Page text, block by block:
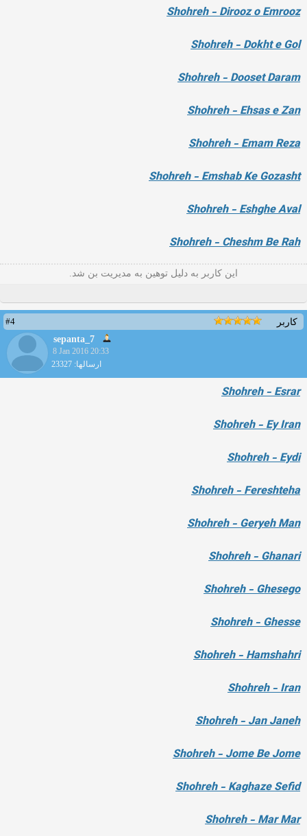
Shohreh - Dirooz o Emrooz
Shohreh - Dokht e Gol
Shohreh - Dooset Daram
Shohreh - Ehsas e Zan
Shohreh - Emam Reza
Shohreh - Emshab Ke Gozasht
Shohreh - Eshghe Aval
Shohreh - Cheshm Be Rah
این کاربر به دلیل توهین به مدیریت بن شد.
کاربر
#4
sepanta_7
8 Jan 2016 20:33
ارسالها: 23327
Shohreh - Esrar
Shohreh - Ey Iran
Shohreh - Eydi
Shohreh - Fereshteha
Shohreh - Geryeh Man
Shohreh - Ghanari
Shohreh - Ghesego
Shohreh - Ghesse
Shohreh - Hamshahri
Shohreh - Iran
Shohreh - Jan Janeh
Shohreh - Jome Be Jome
Shohreh - Kaghaze Sefid
Shohreh - Mar Mar